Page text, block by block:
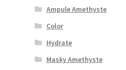
Ampule Amethyste
Color
Hydrate
Masky Amethyste